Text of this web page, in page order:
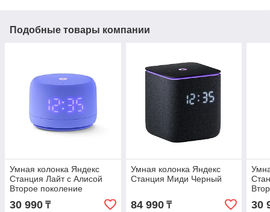
Подобные товары компании
Умная колонка Яндекс
Станция Лайт с Алисой
Второе поколение
Фиолетовый
30 990 ₸
Умная колонка Яндекс
Станция Миди Черный
84 990₸ 30